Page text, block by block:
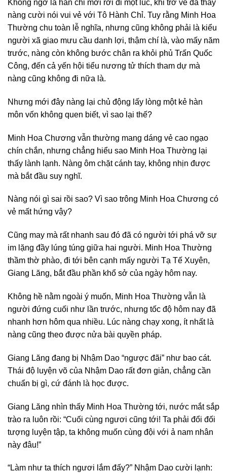
Không ngờ là hắn chỉ mới rời đi một lúc, khi trở về đã thấy
nàng cười nói vui vẻ với Tô Hành Chỉ. Tuy rằng Minh Hoa
Thường chu toàn lễ nghĩa, nhưng cũng không phải là kiểu
người xã giao mưu cầu danh lợi, thậm chí là, vào mấy năm
trước, nàng còn không bước chân ra khỏi phủ Trấn Quốc
Công, đến cả yến hội tiểu nương tử thích tham dự mà
nàng cũng không đi nữa là.
Nhưng mới đây nàng lại chủ động lấy lòng một kẻ hàn
môn vốn không quen biết, vì sao lại thế?
Minh Hoa Chương vẫn thường mang dáng vẻ cao ngạo
chín chắn, nhưng chẳng hiểu sao Minh Hoa Thường lại
thấy lành lạnh. Nàng ôm chặt cánh tay, không nhịn được
mà bắt đầu suy nghĩ.
Nàng nói gì sai rồi sao? Vì sao trông Minh Hoa Chương có
vẻ mất hứng vậy?
Cũng may mà rất nhanh sau đó đã có người tới phá vỡ sự
im lặng đầy lúng túng giữa hai người. Minh Hoa Thường
thầm thờ phào, đi tới bên cạnh mấy người Tạ Tế Xuyên,
Giang Lăng, bắt đầu phần khổ sở của ngày hôm nay.
Không hề nằm ngoài ý muốn, Minh Hoa Thường vẫn là
người đứng cuối như lần trước, nhưng tốc độ hôm nay đã
nhanh hơn hôm qua nhiều. Lúc nàng chạy xong, ít nhất là
nàng cũng theo được nửa bài quyền pháp.
Giang Lăng đang bị Nhậm Dao “ngược đãi” như bao cát.
Thái độ luyện võ của Nhậm Dao rất đơn giản, chẳng cần
chuẩn bị gì, cứ đánh là học được.
Giang Lăng nhìn thấy Minh Hoa Thường tới, nước mắt sắp
trào ra luôn rồi: “Cuối cùng ngươi cũng tới! Ta phải đổi đối
tượng luyện tập, ta không muốn cùng đội với ả nam nhân
này đâu!”
“Làm như ta thích ngươi lắm đấy?” Nhậm Dao cười lạnh: